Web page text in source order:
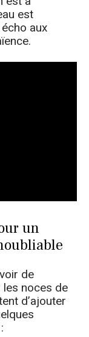
est
aux
un
de
noces de
d’ajouter